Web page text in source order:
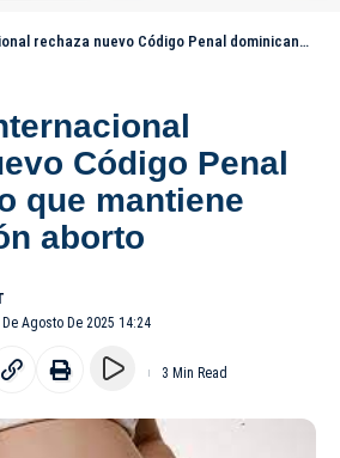
nuevo Código Penal dominicano que mantiene penalización aborto
Código Penal
que mantiene
aborto
Agosto De 2025 14:24
3 Min Read